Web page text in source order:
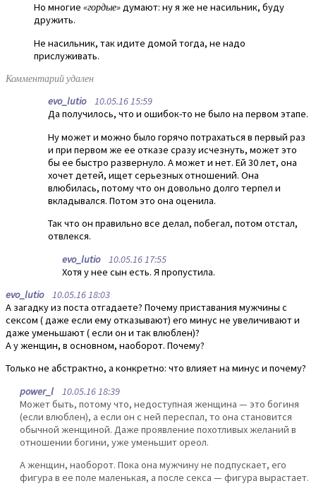
Но многие «гордые»думают: ну я же не насильник, буду
дружить.
Не насильник, так идите домой тогда, не надо
прислуживать.
Комментарий удален
evo_lutio10.05.16 15:59
Да получилось, что и ошибок-то не было на первом этапе.
Ну может и можно было горячо потрахаться в первый раз
и при первом же ее отказе сразу исчезнуть, может это
бы ее быстро развернуло. А может и нет. Ей 30 лет, она
хочет детей, ищет серьезных отношений. Она
влюбилась, потому что он довольно долго терпел и
вкладывался. Потом это она оценила.
Так что он правильно все делал, побегал, потом отстал,
отвлекся.
evo_lutio10.05.16 17:55
Хотя у нее сын есть. Я пропустила.
evo_lutio10.05.16 18:03
А загадку из поста отгадаете? Почему приставания мужчины с
сексом ( даже если ему отказывают) его минус не увеличивают и
даже уменьшают ( если он и так влюблен)?
А у женщин, в основном, наоборот. Почему?
Только не абстрактно, а конкретно: что влияет на минус и почему?
power_l 10.05.16 18:39
Может быть, потому что, недоступная женщина — это богиня
(если влюблен), а если он с ней переспал, то она становится
обычной женщиной. Даже проявление похотливых желаний в
отношении богини, уже уменьшит ореол.
А женщин, наоборот. Пока она мужчину не подпускает, его
фигура в ее поле маленькая, а после секса — фигура вырастает.